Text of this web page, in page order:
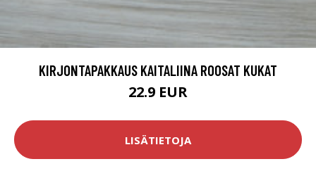
KIRJONTAPAKKAUS KAITALIINA ROOSAT KUKAT
22.9 EUR
LISÄTIETOJA